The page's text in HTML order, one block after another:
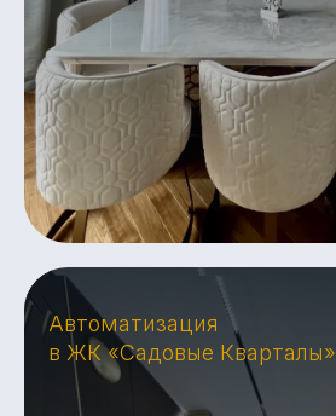
Автоматизация
в ЖК «Садовые Кварталы»